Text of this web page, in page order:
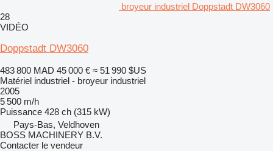
broyeur industriel Doppstadt DW3060
28
VIDÉO
Doppstadt DW3060
483 800 MAD 45 000 € ≈ 51 990 $US
Matériel industriel - broyeur industriel
2005
5 500 m/h
Puissance 428 ch (315 kW)
Pays-Bas, Veldhoven
BOSS MACHINERY B.V.
Contacter le vendeur